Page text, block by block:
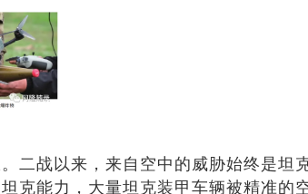
二战以来，来自空中的威胁始终是坦
克能力，大量坦克装甲车辆被精准的